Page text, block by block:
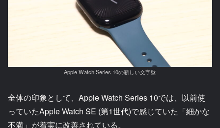
Apple Watch Series 10の新しい文字盤
全体の印象として、Apple Watch Series 10では、以前使
っていたApple Watch SE (第1世代)で感じていた「細かな
不満」が着実に改善されている。